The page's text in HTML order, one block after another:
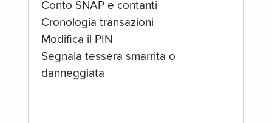
Conto SNAP e contanti
Cronologia transazioni
Modifica il PIN
Segnala tessera smarrita o
danneggiata